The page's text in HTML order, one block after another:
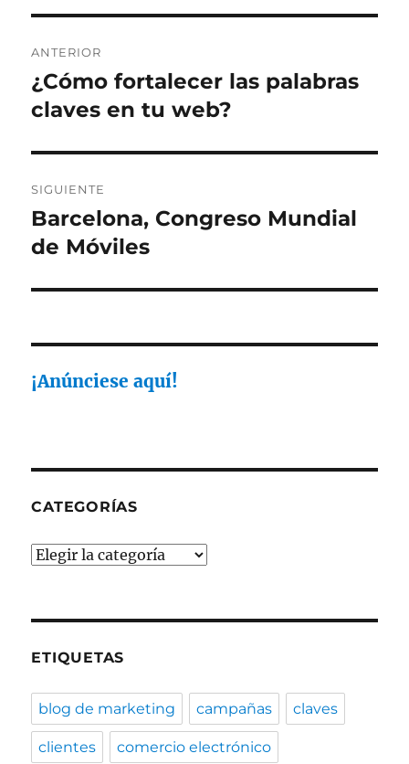
de
entradas
ANTERIOR
Entrada
anterior:
¿Cómo fortalecer las palabras
claves en tu web?
SIGUIENTE
Entrada
siguiente:
Barcelona, Congreso Mundial
de Móviles
¡Anúnciese aquí!
CATEGORÍAS
Categorías
ETIQUETAS
blog de marketing campañas claves
clientes comercio electrónico